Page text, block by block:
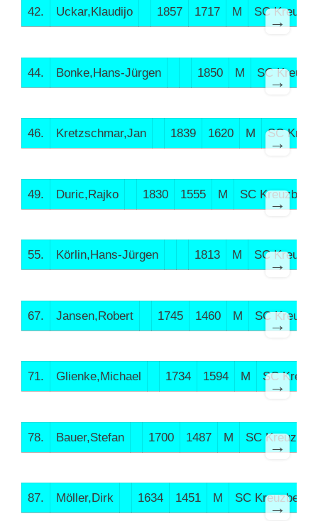
42. Uckar,Klaudijo 1857 1717 M SC→
44. Bonke,Hans-Jürgen 1850 M SC→
46. Kretzschmar,Jan 1839 1620 M SC
→
49. Duric,Rajko 1830 1555 M SC Kreuzberg
→
55. Körlin,Hans-Jürgen 1813 M SC→
67. Jansen,Robert 1745 1460 M SC→
71. Glienke,Michael 1734 1594 M SC
→
78. Bauer,Stefan 1700 1487 M SC →
87. Möller,Dirk 1634 1451 M SC Kreuzberg
→